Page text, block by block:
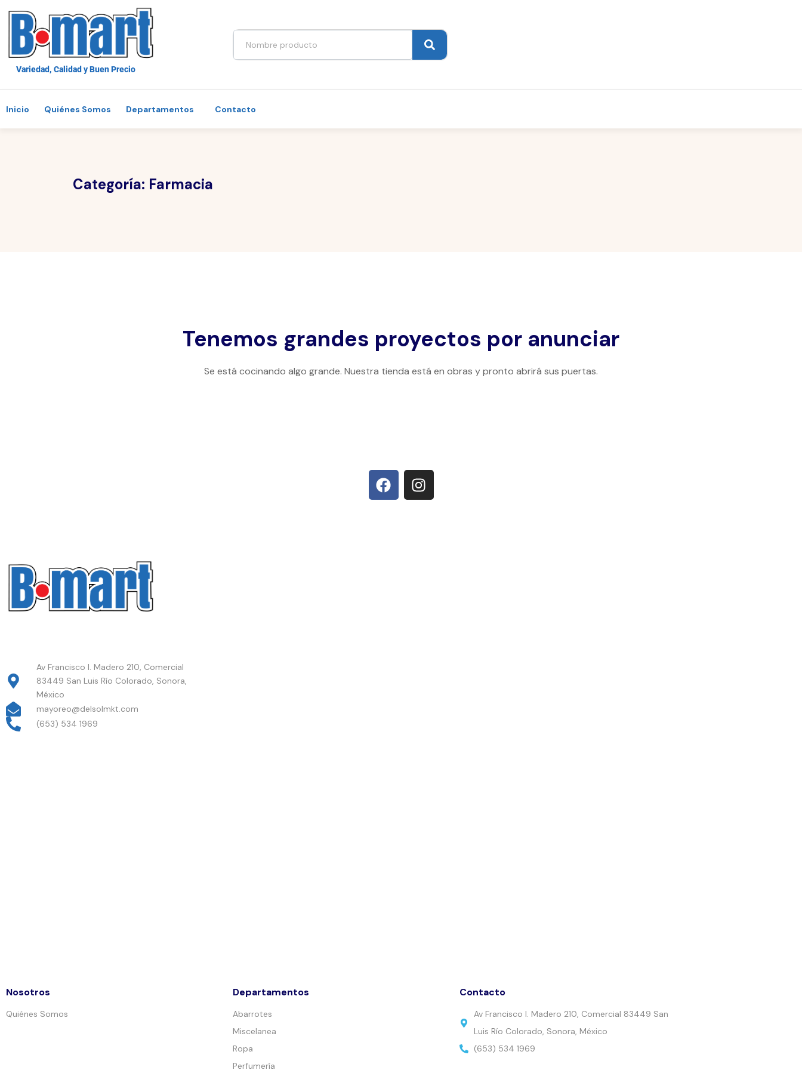
Variedad, Calidad y Buen Precio
Inicio Quiénes Somos Departamentos Contacto
Categoría: Farmacia
Tenemos grandes proyectos por anunciar
Se está cocinando algo grande. Nuestra tienda está en obras y pronto abrirá sus puertas.
Av Francisco I. Madero 210, Comercial
83449 San Luis Río Colorado, Sonora,
México
mayoreo@delsolmkt.com
(653) 534 1969
Nosotros
Quiénes Somos
Departamentos
Abarrotes
Miscelanea
Ropa
Perfumería
Contacto
Av Francisco I. Madero 210, Comercial 83449 San
Luis Río Colorado, Sonora, México
(653) 534 1969